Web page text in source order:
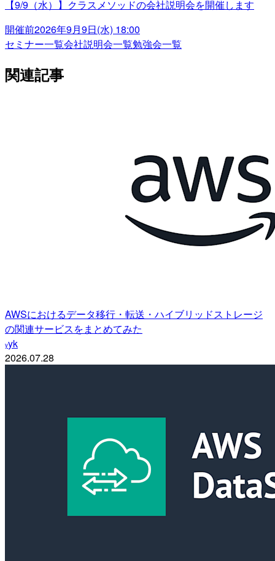
【9/9（水）】クラスメソッドの会社説明会を開催します
開催前2026年9月9日(水) 18:00
セミナー一覧会社説明会一覧勉強会一覧
関連記事
AWSにおけるデータ移行・転送・ハイブリッドストレージ
の関連サービスをまとめてみた
yyk
2026.07.28